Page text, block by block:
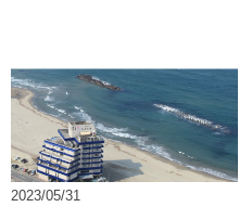
2023/05/31